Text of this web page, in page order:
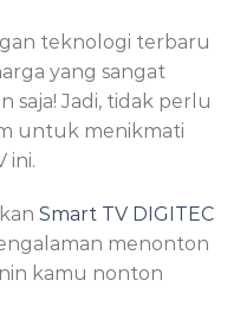
teknologi terbaru
yang sangat
saja! Jadi, tidak perlu
untuk menikmati
ini.
Smart TV DIGITEC
menonton
kamu nonton